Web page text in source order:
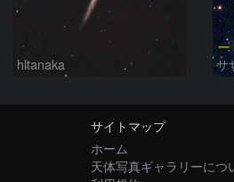
hltanaka サ
サイトマップ
ホーム
天体写真ギャラリーにつ